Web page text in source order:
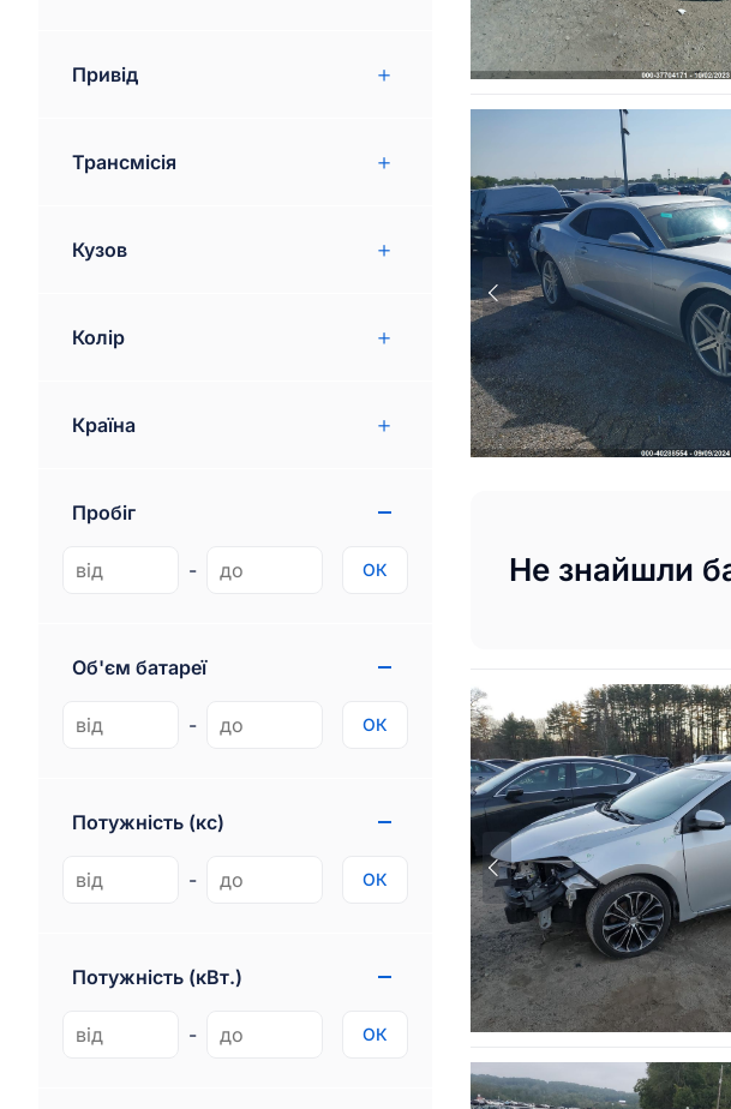
Suzuki
Infiniti 19
Cadillac 14
Jaguar
Scion
5
Skoda 4
2
BYD
Привід
Трансмісія
Кузов
Колір
Країна
Пробіг
- ОК
Об'єм батареї
- ОК
Потужність (кс)
- ОК
Потужність (кВт.)
- ОК
Не знайшли